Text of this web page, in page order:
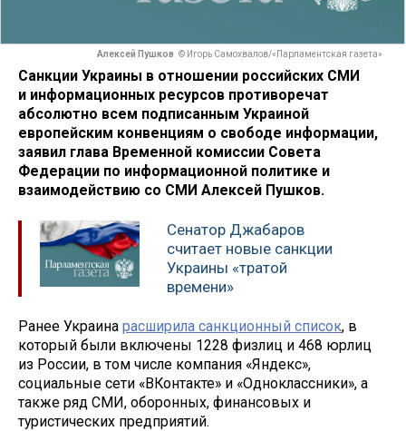
Алексей Пушков © Игорь Самохвалов/«Парламентская газета»
Санкции Украины в отношении российских СМИ
и информационных ресурсов противоречат
абсолютно всем подписанным Украиной
европейским конвенциям о свободе информации,
заявил глава Временной комиссии Совета
Федерации по информационной политике и
взаимодействию со СМИ Алексей Пушков.
Сенатор Джабаров
считает новые санкции
Украины «тратой
времени»
Ранее Украина расширила санкционный список, в
который были включены 1228 физлиц и 468 юрлиц
из России, в том числе компания «Яндекс»,
социальные сети «ВКонтакте» и «Одноклассники», а
также ряд СМИ, оборонных, финансовых и
туристических предприятий.